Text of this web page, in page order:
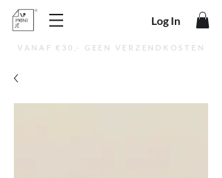
Log In
VANAF €30,- GEEN VERZENDKOSTEN